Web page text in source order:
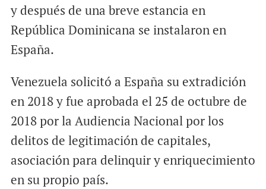
y después de una breve estancia en
República Dominicana se instalaron en
España.
Venezuela solicitó a España su extradición
en 2018 y fue aprobada el 25 de octubre de
2018 por la Audiencia Nacional por los
delitos de legitimación de capitales,
asociación para delinquir y enriquecimiento
en su propio país.